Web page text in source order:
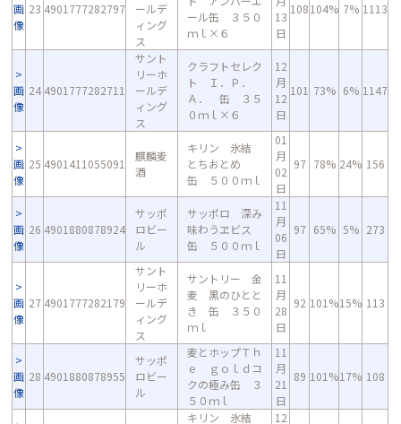
画
像
23 4901777282797
ールデ
ィング
ス
ール缶 ３５０
ｍｌ×６
13
日
108104% 7% 1113
画
像
24 4901777282711
サント
リーホ
ールデ
ィング
ス
クラフトセレク
ト Ｉ．Ｐ．
Ａ． 缶 ３５
０ｍｌ×６
12
月
12
日
101 73% 6% 1147
画
像
25 4901411055091
麒麟麦
酒
キリン 氷結
とちおとめ
缶 ５００ｍｌ
01
月
02
日
97 78% 24% 156
画
像
26 4901880878924
サッポ
ロビー
ル
サッポロ 深み
味わうヱビス
缶 ５００ｍｌ
11
月
06
日
97 65% 5% 273
画
像
27 4901777282179
サント
リーホ
ールデ
ィング
ス
サントリー 金
麦 黒のひとと
き 缶 ３５０
ｍｌ
11
月
28
日
92 101%15% 113
画
像
28 4901880878955
サッポ
ロビー
ル
麦とホップＴｈ
ｅ ｇｏｌｄコ
クの極み缶 ３
５０ｍｌ
11
月
21
日
89 101%17% 108
キリン 氷結
12